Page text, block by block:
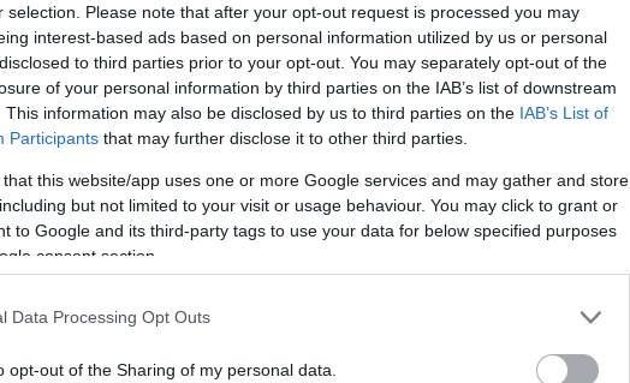
selection. Please note that after your opt-out request is processed you may
interest-based ads based on personal information utilized by us or personal
to third parties prior to your opt-out. You may separately opt-out of the
of your personal information by third parties on the IAB’s list of downstream
This information may also be disclosed by us to third parties on the IAB’s List of
Participants that may further disclose it to other third parties.
that this website/app uses one or more Google services and may gather and store
but not limited to your visit or usage behaviour. You may click to grant or
to Google and its third-party tags to use your data for below specified purposes
consent section.
Data Processing Opt Outs
opt-out of the Sharing of my personal data.